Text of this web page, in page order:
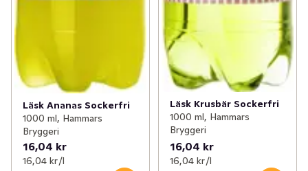
Läsk Ananas Sockerfri
1000 ml, Hammars
Bryggeri
16,04 kr
16,04 kr /l
Läsk Krusbär Sockerfri
1000 ml, Hammars
Bryggeri
16,04 kr
16,04 kr /l